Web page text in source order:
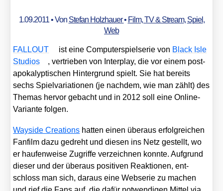
1.09.2011• Von Stefan Holzhauer• Film, TV & Stream, Spiel,
Web
FALLOUT ist eine Com­pu­ter­spiel­se­rie von Black Isle
Stu­di­os
, ver­trie­ben von Inter­play, die vor einem post­
apo­ka­lyp­ti­schen Hin­ter­grund spielt. Sie hat bereits
sechs Spiel­va­ria­tio­nen (je nach­dem, wie man zählt) des
The­mas her­vor gebacht und in 2012 soll eine Online-
Vari­an­te fol­gen.
Way­si­de Crea­ti­ons hat­ten einen über­aus erfolg­rei­chen
Fan­film dazu gedreht und die­sen ins Netz gestellt, wo
er hau­fen­wei­se Zugrif­fe ver­zeich­nen konn­te. Auf­grund
die­ser und der über­aus posi­ti­ven Reak­tio­nen, ent­
schloss man sich, dar­aus eine Webse­rie zu machen